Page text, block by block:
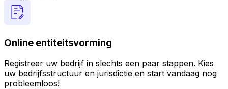
Online entiteitsvorming
Registreer uw bedrijf in slechts een paar stappen. Kies
uw bedrijfsstructuur en jurisdictie en start vandaag nog
probleemloos!